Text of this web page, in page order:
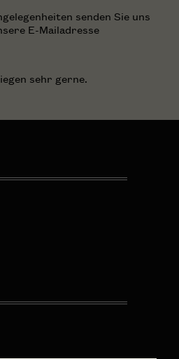
senden Sie uns
E-Mailadresse
sehr gerne.